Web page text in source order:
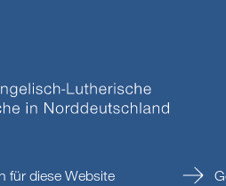
für diese Website